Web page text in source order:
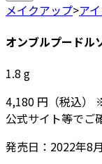
メイクアップ>ア
オンブルプードル
1.8 g
4,180 円 （税込）
公式サイト等でご
発売日： 2022年8